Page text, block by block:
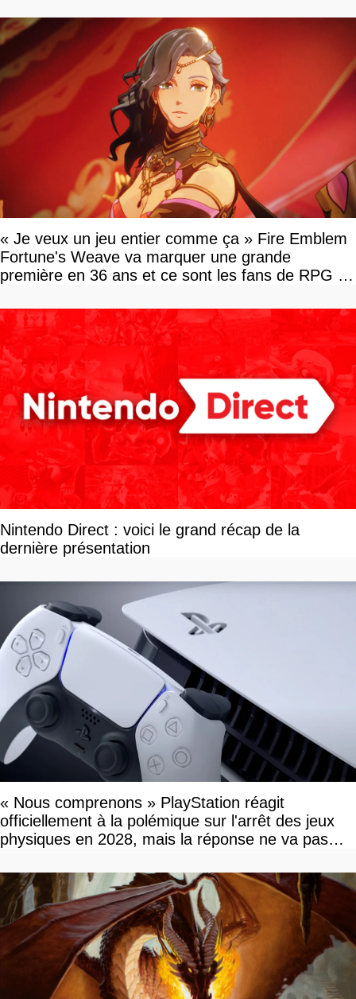
« Je veux un jeu entier comme ça » Fire Emblem
Fortune's Weave va marquer une grande
première en 36 ans et ce sont les fans de RPG en
Nintendo Direct : voici le grand récap de la
dernière présentation
« Nous comprenons » PlayStation réagit
officiellement à la polémique sur l'arrêt des jeux
physiques en 2028, mais la réponse ne va pas